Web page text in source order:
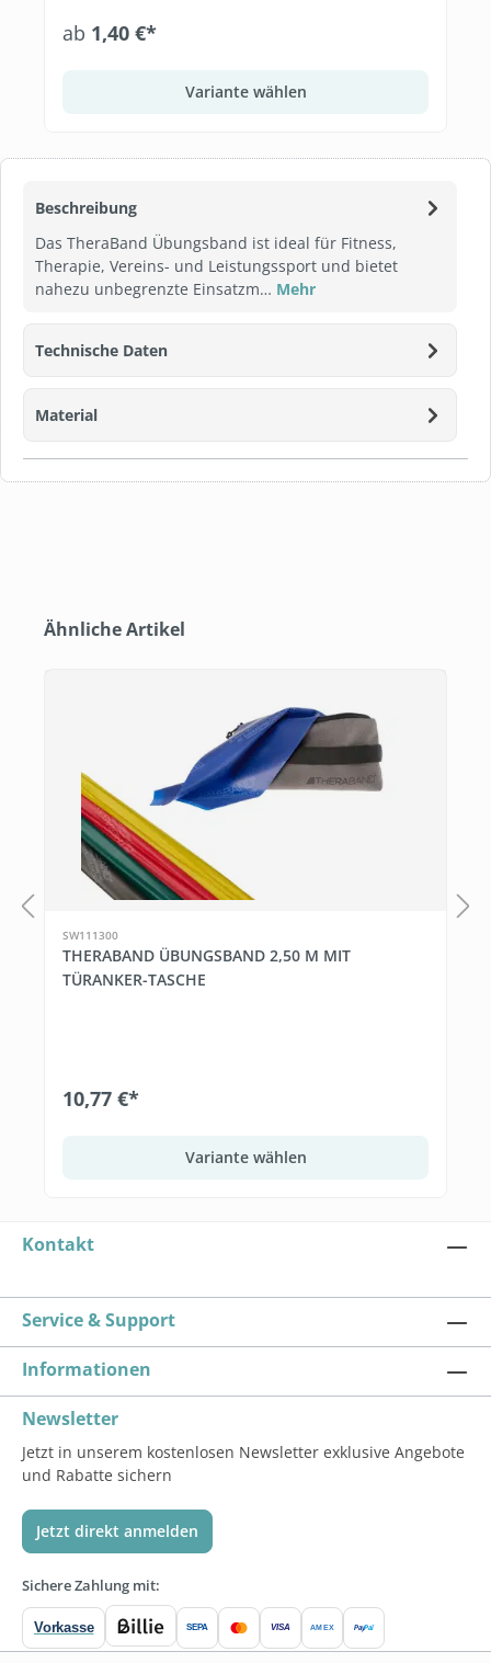
Beschreibung
Das TheraBand Übungsband ist ideal für Fitness,
Therapie, Vereins- und Leistungssport und bietet
nahezu unbegrenzte Einsatzm… Mehr
Technische Daten
Material
ab 1,40 €*
Variante wählen
Produktgalerie überspringen
Ähnliche Artikel
SW111300
THERABAND ÜBUNGSBAND 2,50 M MIT
TÜRANKER-TASCHE
10,77 €*
Variante wählen
Kontakt
Service & Support
Informationen
Newsletter
Jetzt in unserem kostenlosen Newsletter exklusive Angebote
und Rabatte sichern
Jetzt direkt anmelden
Sichere Zahlung mit:
Vorkasse SEPA VISA AMEX PayPal